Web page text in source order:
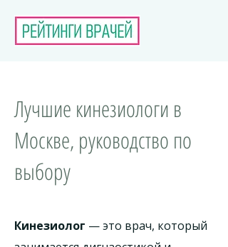
Лучшие кинезиологи в
Москве, руководство по
выбору
Кинезиолог — это врач, который